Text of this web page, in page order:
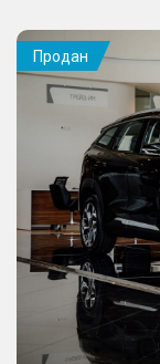
Продан